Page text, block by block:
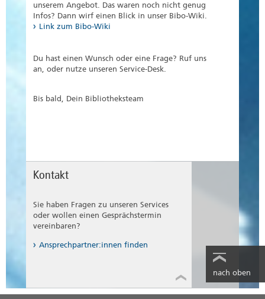
unserem Angebot. Das waren noch nicht genug
Infos? Dann wirf einen Blick in unser Bibo-Wiki.
Link zum Bibo-Wiki
Du hast einen Wunsch oder eine Frage? Ruf uns
an, oder nutze unseren Service-Desk.
Bis bald, Dein Bibliotheksteam
Kontakt
Sie haben Fragen zu unseren Services
oder wollen einen Gesprächstermin
vereinbaren?
Ansprechpartner:innen finden
nach oben